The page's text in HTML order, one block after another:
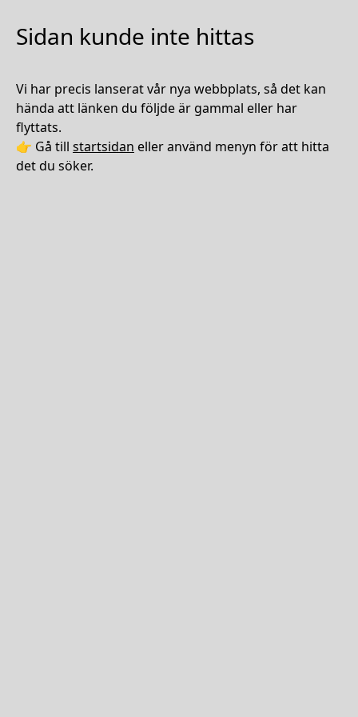
Sidan kunde inte hittas
Vi har precis lanserat vår nya webbplats, så det kan
hända att länken du följde är gammal eller har
flyttats.
👉 Gå till startsidan eller använd menyn för att hitta
det du söker.